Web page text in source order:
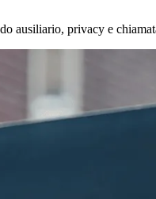
ausiliario, privacy e